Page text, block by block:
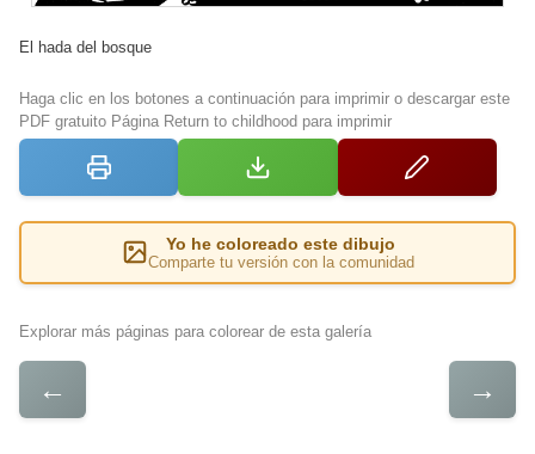
El hada del bosque
Haga clic en los botones a continuación para imprimir o descargar este
PDF gratuito Página Return to childhood para imprimir
Yo he coloreado este dibujo
Comparte tu versión con la comunidad
Explorar más páginas para colorear de esta galería
← →